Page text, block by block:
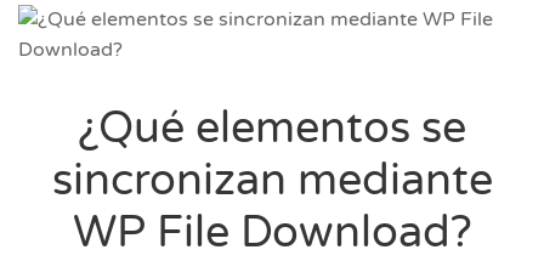
¿Qué elementos se
sincronizan mediante
WP File Download?